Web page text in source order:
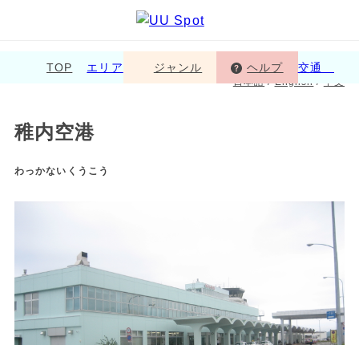
TOP エリア ジャンル ヘルプ 交通
日本語/English / 中文
稚内空港
わっかないくうこう